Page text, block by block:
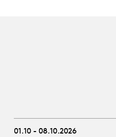
01.10 - 08.10.2026